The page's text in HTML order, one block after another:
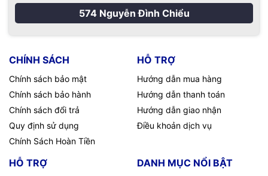
574 Nguyễn Đình Chiểu
CHÍNH SÁCH
Chính sách bảo mật
Chính sách bảo hành
Chính sách đổi trả
Quy định sử dụng
Chính Sách Hoàn Tiền
HỖ TRỢ
Hướng dẫn mua hàng
Hướng dẫn thanh toán
Hướng dẫn giao nhận
Điều khoản dịch vụ
HỖ TRỢ DANH MỤC NỔI BẬT